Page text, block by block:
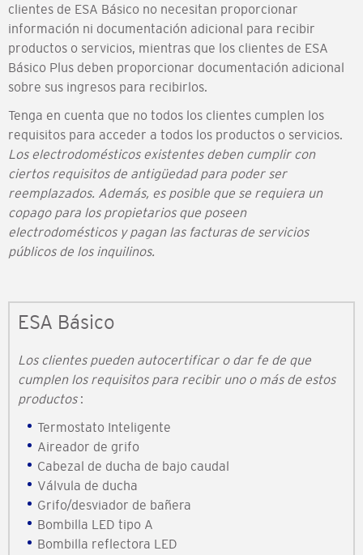
clientes de ESA Básico no necesitan proporcionar
información ni documentación adicional para recibir
productos o servicios, mientras que los clientes de ESA
Básico Plus deben proporcionar documentación adicional
sobre sus ingresos para recibirlos.
Tenga en cuenta que no todos los clientes cumplen los
requisitos para acceder a todos los productos o servicios.
Los electrodomésticos existentes deben cumplir con
ciertos requisitos de antigüedad para poder ser
reemplazados. Además, es posible que se requiera un
copago para los propietarios que poseen
electrodomésticos y pagan las facturas de servicios
públicos de los inquilinos.
ESA Básico
Los clientes pueden autocertificar o dar fe de que
cumplen los requisitos para recibir uno o más de estos
productos:
Termostato Inteligente
Aireador de grifo
Cabezal de ducha de bajo caudal
Válvula de ducha
Grifo/desviador de bañera
Bombilla LED tipo A
Bombilla reflectora LED